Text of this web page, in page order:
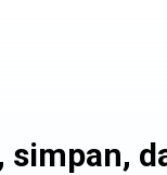
simpan,